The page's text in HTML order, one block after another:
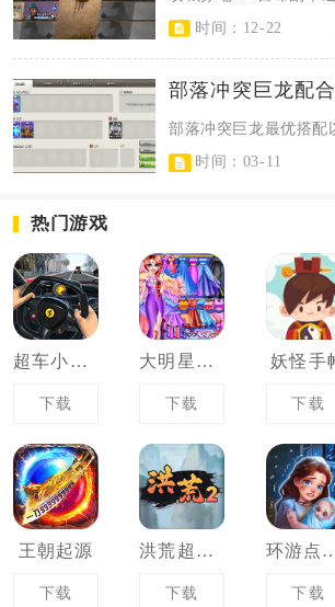
时间：12-22
部落冲突巨龙配
时间：03-11
热门游戏
超车小能手
下载
大明星化妆舞会
下载
妖怪手
下载
王朝起源
下载
洪荒超级签到系统2
下载
环游点
下载